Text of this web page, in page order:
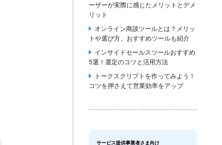
ーザーが実際に感じたメリットとデメ
リット
オンライン商談ツールとは？メリッ
トや選び方、おすすめツールも紹介
インサイドセールスツールおすすめ
5選！選定のコツと活用方法
トークスクリプトを作ってみよう！
コツを押さえて営業効率をアップ
サービス提供事業者さま向け